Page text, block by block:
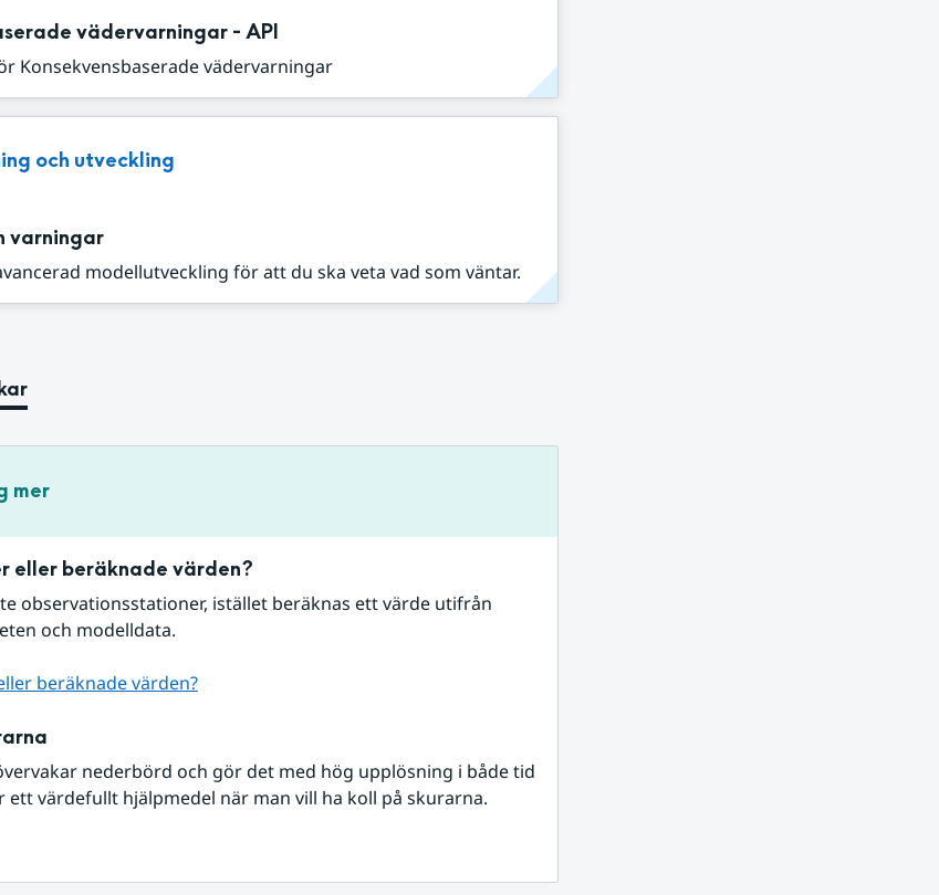
vädervarningar - API
Konsekvensbaserade vädervarningar
och utveckling
varningar
modellutveckling för att du ska veta vad som väntar.
mer
eller beräknade värden?
observationsstationer, istället beräknas ett värde utifrån
och modelldata.
beräknade värden?
nederbörd och gör det med hög upplösning i både tid
ett värdefullt hjälpmedel när man vill ha koll på skurarna.